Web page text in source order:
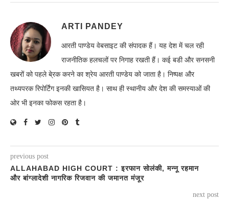
ARTI PANDEY
आरती पाण्डेय वेबसाइट की संपादक हैं। यह देश में चल रही
राजनीतिक हलचलों पर निगाह रखती हैं। कई बडी और सनसनी
खबरों को पहले बे्रक करने का श्रेय आरती पाण्डेय को जाता है। निष्पक्ष और
तथ्यपरक रिपोर्टिंग इनकी खासियत है। साथ ही स्थानीय और देश की समस्याओं की
ओर भी इनका फोकस रहता है।
previous post
ALLAHABAD HIGH COURT : इरफान सोलंकी, मन्नू रहमान
और बांग्लादेशी नागरिक रिजवान की जमानत मंजूर
next post